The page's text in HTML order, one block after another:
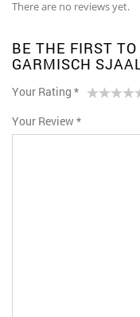
There are no reviews yet.
BE THE FIRST
GARMISCH
Your Rating *
van
van
de 5
sterren
sterren
Your Review *